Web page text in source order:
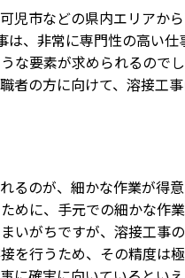
児市などの県内エリアか
、非常に専門性の高い仕
な要素が求められるのでし
の方に向けて、溶接工
のが、細かな作業が得意
に、手元での細かな作
いがちですが、溶接工事
を行うため、その精度は